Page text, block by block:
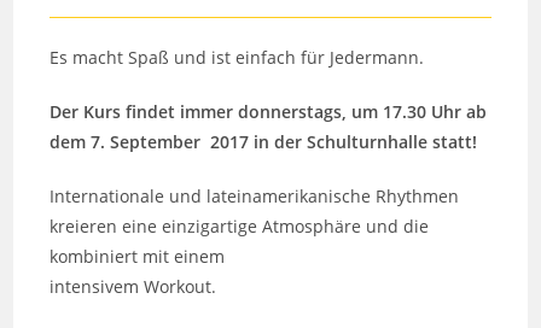
Es macht Spaß und ist einfach für Jedermann.
Der Kurs findet immer donnerstags, um 17.30 Uhr ab
dem 7. September 2017 in der Schulturnhalle statt!
Internationale und lateinamerikanische Rhythmen
kreieren eine einzigartige Atmosphäre und die
kombiniert mit einem
intensivem Workout.